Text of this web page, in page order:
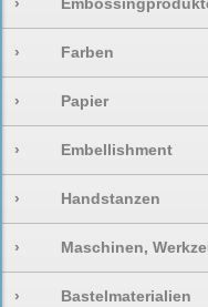
› Farben
› Papier
› Embellishment
› Handstanzen
› Maschinen,
› Bastelmaterialien